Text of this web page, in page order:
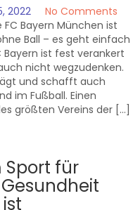
2022
No Comments
FC Bayern München ist
Ball – es geht einfach
Bayern ist fest verankert
nicht wegzudenken.
und schafft auch
im Fußball. Einen
größten Vereins der […]
für